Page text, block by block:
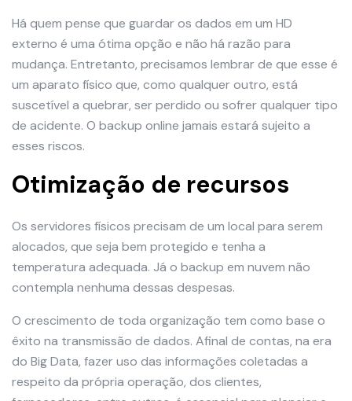
Há quem pense que guardar os dados em um HD
externo é uma ótima opção e não há razão para
mudança. Entretanto, precisamos lembrar de que esse é
um aparato físico que, como qualquer outro, está
suscetível a quebrar, ser perdido ou sofrer qualquer tipo
de acidente. O backup online jamais estará sujeito a
esses riscos.
Otimização de recursos
Os servidores físicos precisam de um local para serem
alocados, que seja bem protegido e tenha a
temperatura adequada. Já o backup em nuvem não
contempla nenhuma dessas despesas.
O crescimento de toda organização tem como base o
êxito na transmissão de dados. Afinal de contas, na era
do Big Data, fazer uso das informações coletadas a
respeito da própria operação, dos clientes,